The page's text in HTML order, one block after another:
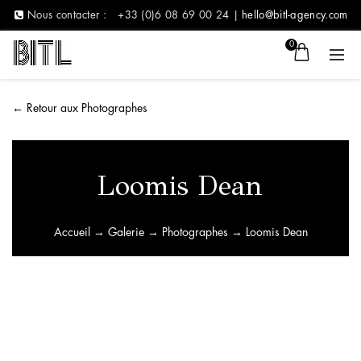
Nous contacter : +33 (0)6 08 69 00 24 | hello@bitl-agency.com
0
← Retour aux Photographes
Loomis Dean
Accueil → Galerie→ Photographes → Loomis Dean